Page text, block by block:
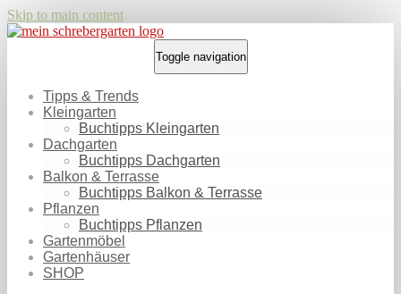
Skip to main content
Toggle navigation
Tipps & Trends
Kleingarten
Buchtipps Kleingarten
Dachgarten
Buchtipps Dachgarten
Balkon & Terrasse
Buchtipps Balkon & Terrasse
Pflanzen
Buchtipps Pflanzen
Gartenmöbel
Gartenhäuser
SHOP